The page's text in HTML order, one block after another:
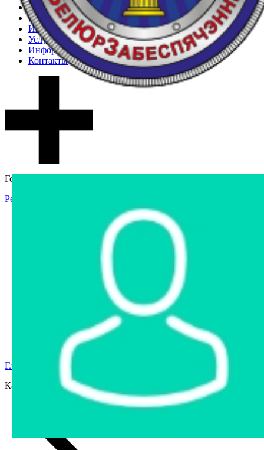
Государственное имущество
Интернет-магазин
Интернет-витрина
Услуги
Информация
Контакты
Гостевой доступ
Регистрация
Интернет-магазин
Интернет-витрина
Арестованное имущество
Реестр несостоявшихся торгов
Реестр переоценок
Государственное имущество
Главная страница
Категории